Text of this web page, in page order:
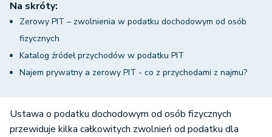
Na skróty:
Zerowy PIT – zwolnienia w podatku dochodowym od osób
fizycznych
Katalog źródeł przychodów w podatku PIT
Najem prywatny a zerowy PIT - co z przychodami z najmu?
Ustawa o podatku dochodowym od osób fizycznych
przewiduje kilka całkowitych zwolnień od podatku dla